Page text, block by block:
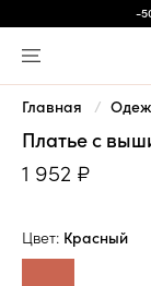
-
Главная
Платье с
1 952 ₽
Цвет: Красный